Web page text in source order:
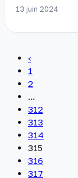
13 juin 2024
‹
1
2
...
312
313
314
315
316
317